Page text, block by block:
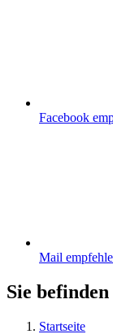
Facebook
Mail
Sie
Startseite